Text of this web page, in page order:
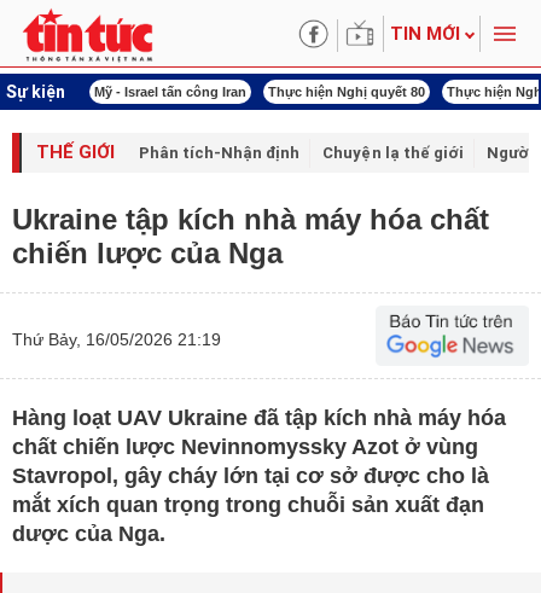
TIN MỚI
Sự kiện
lượng Mỹ - Israel tấn công Iran Thực hiện Nghị quyết 80 Thực hiện
THẾ GIỚI Phân tích-Nhận định Chuyện lạ thế giới Người
Ukraine tập kích nhà máy hóa chất
chiến lược của Nga
Thứ Bảy, 16/05/2026 21:19
Hàng loạt UAV Ukraine đã tập kích nhà máy hóa
chất chiến lược Nevinnomyssky Azot ở vùng
Stavropol, gây cháy lớn tại cơ sở được cho là
mắt xích quan trọng trong chuỗi sản xuất đạn
dược của Nga.